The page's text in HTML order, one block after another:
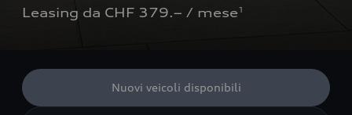
Leasing da CHF 379.– / mese1
Nuovi veicoli disponibili